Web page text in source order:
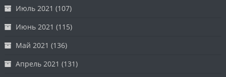
Июль 2021 (107)
Июнь 2021 (115)
Май 2021 (136)
Апрель 2021 (131)